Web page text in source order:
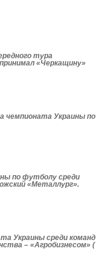
тура
«Черкащину»
чемпионата Украины по
по футболу среди
«Металлург».
Украины среди команд
– «Агробизнесом» (